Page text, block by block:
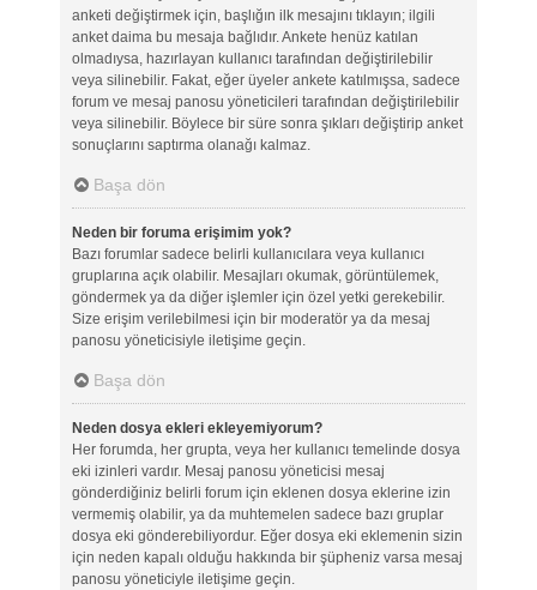
anketi değiştirmek için, başlığın ilk mesajını tıklayın; ilgili
anket daima bu mesaja bağlıdır. Ankete henüz katılan
olmadıysa, hazırlayan kullanıcı tarafından değiştirilebilir
veya silinebilir. Fakat, eğer üyeler ankete katılmışsa, sadece
forum ve mesaj panosu yöneticileri tarafından değiştirilebilir
veya silinebilir. Böylece bir süre sonra şıkları değiştirip anket
sonuçlarını saptırma olanağı kalmaz.
Başa dön
Neden bir foruma erişimim yok?
Bazı forumlar sadece belirli kullanıcılara veya kullanıcı
gruplarına açık olabilir. Mesajları okumak, görüntülemek,
göndermek ya da diğer işlemler için özel yetki gerekebilir.
Size erişim verilebilmesi için bir moderatör ya da mesaj
panosu yöneticisiyle iletişime geçin.
Başa dön
Neden dosya ekleri ekleyemiyorum?
Her forumda, her grupta, veya her kullanıcı temelinde dosya
eki izinleri vardır. Mesaj panosu yöneticisi mesaj
gönderdiğiniz belirli forum için eklenen dosya eklerine izin
vermemiş olabilir, ya da muhtemelen sadece bazı gruplar
dosya eki gönderebiliyordur. Eğer dosya eki eklemenin sizin
için neden kapalı olduğu hakkında bir şüpheniz varsa mesaj
panosu yöneticiyle iletişime geçin.